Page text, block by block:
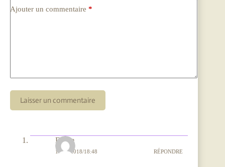
Ajouter un commentaire *
Laisser un commentaire
Diane
18/05/2018/18:48 RÉPONDRE